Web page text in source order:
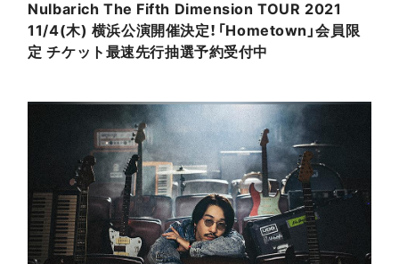
Nulbarich The Fifth Dimension TOUR 2021
11/4(木) 横浜公演開催決定！「Hometown」会員限
定 チケット最速先行抽選予約受付中